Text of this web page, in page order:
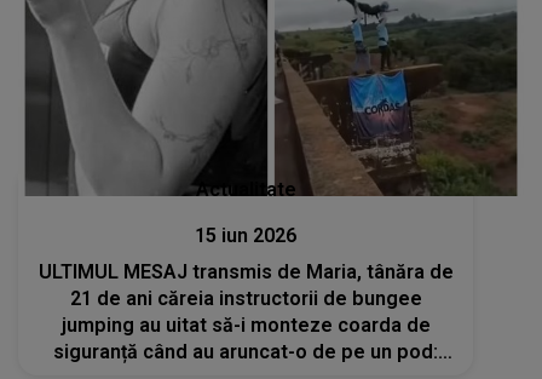
Actualitate
15 iun 2026
ULTIMUL MESAJ transmis de Maria, tânăra de
21 de ani căreia instructorii de bungee
jumping au uitat să-i monteze coarda de
siguranță când au aruncat-o de pe un pod: